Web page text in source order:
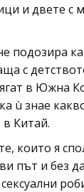
и двете с
подозира
с
в Южна
ù знае
в Китай.
които я
път и без